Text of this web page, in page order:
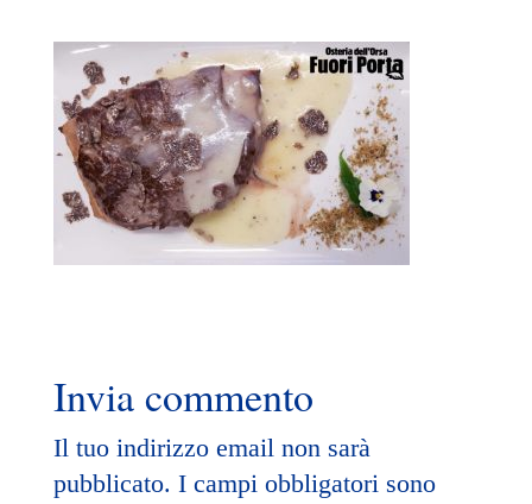
Invia commento
Il tuo indirizzo email non sarà
pubblicato. I campi obbligatori sono